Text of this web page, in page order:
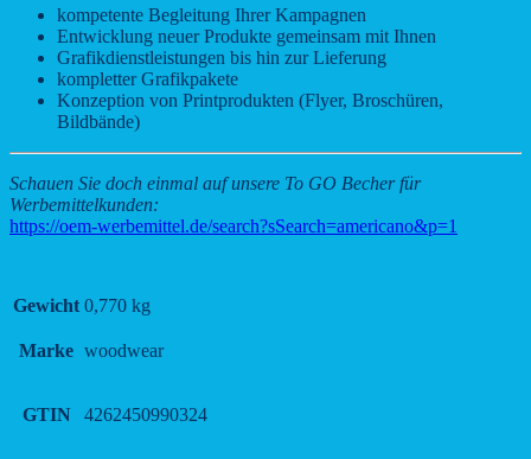
kompetente Begleitung Ihrer Kampagnen
Entwicklung neuer Produkte gemeinsam mit Ihnen
Grafikdienstleistungen bis hin zur Lieferung
kompletter Grafikpakete
Konzeption von Printprodukten (Flyer, Broschüren,
Bildbände)
Schauen Sie doch einmal auf unsere To GO Becher für
Werbemittelkunden:
https://oem-werbemittel.de/search?sSearch=americano&p=1
Gewicht 0,770 kg
Marke woodwear
GTIN 4262450990324